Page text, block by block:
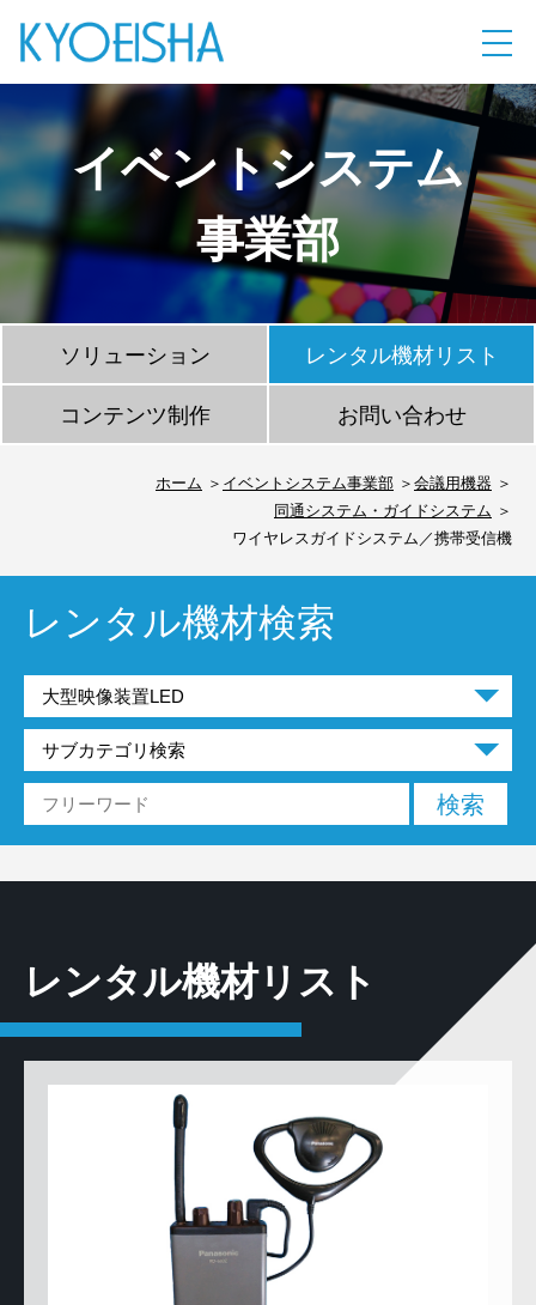
イベントシステム
事業部
ソリューション レンタル機材リスト
コンテンツ制作 お問い合わせ
ホーム イベントシステム事業部
会議用機器
同通システム・ガイドシステム
ワイヤレスガイドシステム／携帯受信機
レンタル機材検索
レンタル機材リスト